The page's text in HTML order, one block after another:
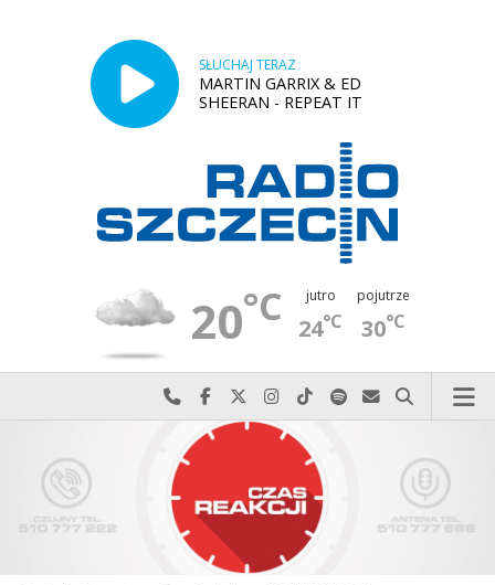
SŁUCHAJ TERAZ
MARTIN GARRIX & ED
SHEERAN - REPEAT IT
20°C jutro
24°C
pojutrze
30°C
Najlepiej po prostu do nas zadzwoń
Odwiedź nas na Facebook-u
Odwiedź nas na X
Odwiedź nas na Instagram-ie
Odwiedź nas na TikTok-u
Szukaj nas na Spotify
Wyślij do nas
Szukaj